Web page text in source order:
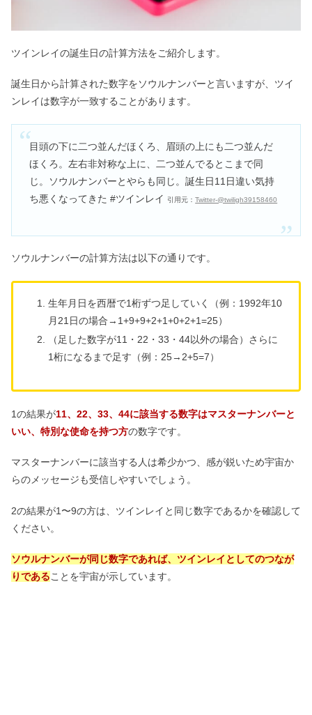
ツインレイの誕生日の計算方法をご紹介します。
誕生日から計算された数字をソウルナンバーと言いますが、ツイ
ンレイは数字が一致することがあります。
目頭の下に二つ並んだほくろ、眉頭の上にも二つ並んだ
ほくろ。左右非対称な上に、二つ並んでるとこまで同
じ。ソウルナンバーとやらも同じ。誕生日11日違い気持
ち悪くなってきた #ツインレイ
引用元：Twitter-@twiligh39158460
ソウルナンバーの計算方法は以下の通りです。
生年月日を西暦で1桁ずつ足していく（例：1992年10
月21日の場合→1+9+9+2+1+0+2+1=25）
（足した数字が11・22・33・44以外の場合）さらに
1桁になるまで足す（例：25→2+5=7）
1の結果が11、22、33、44に該当する数字はマスターナンバーと
いい、特別な使命を持つ方の数字です。
マスターナンバーに該当する人は希少かつ、感が鋭いため宇宙か
らのメッセージも受信しやすいでしょう。
2の結果が1〜9の方は、ツインレイと同じ数字であるかを確認して
ください。
ソウルナンバーが同じ数字であれば、ツインレイとしてのつなが
りであることを宇宙が示しています。